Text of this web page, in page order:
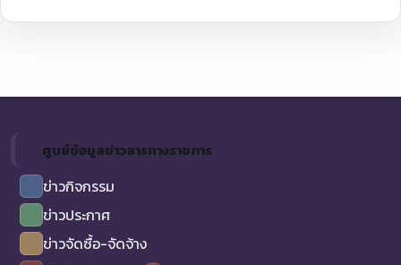
ศูนย์ข้อมูลข่าวสารทางราชการ
ข่าวกิจกรรม
ข่าวประกาศ
ข่าวจัดซื้อ-จัดจ้าง